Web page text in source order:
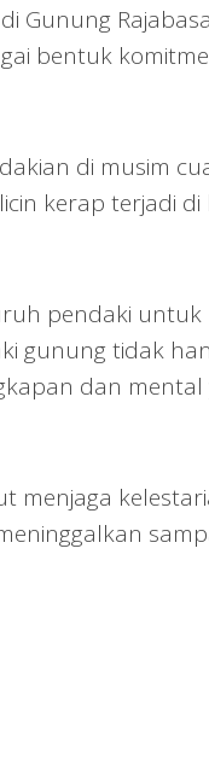
Gunung
bentuk
di musim
kerap terjadi di
pendaki untuk
gunung tidak
dan mental
menjaga